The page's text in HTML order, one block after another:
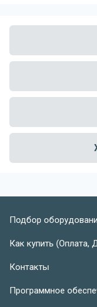
Подбор
Как купить (Оплата,
Контакты
Программное